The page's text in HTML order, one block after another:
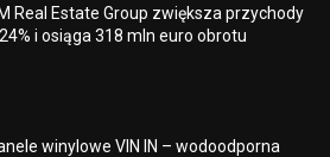
Real Estate Group zwiększa przychody
i osiąga 318 mln euro obrotu
winylowe VIN IN – wodoodporna